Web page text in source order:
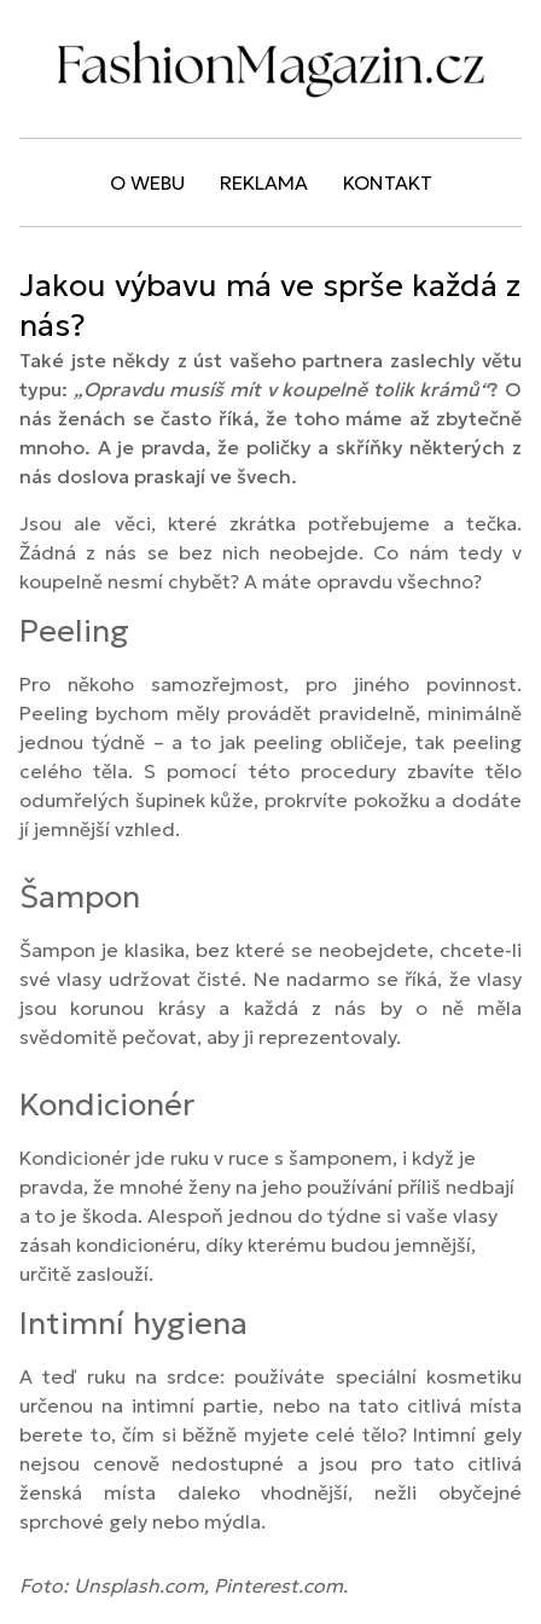
O WEBU REKLAMA KONTAKT
Jakou výbavu má ve sprše každá z
nás?
Také jste někdy z úst vašeho partnera zaslechly větu
typu: „Opravdu musíš mít v koupelně tolik krámů“? O
nás ženách se často říká, že toho máme až zbytečně
mnoho. A je pravda, že poličky a skříňky některých z
nás doslova praskají ve švech.
Jsou ale věci, které zkrátka potřebujeme a tečka.
Žádná z nás se bez nich neobejde. Co nám tedy v
koupelně nesmí chybět? A máte opravdu všechno?
Peeling
Pro někoho samozřejmost, pro jiného povinnost.
Peeling bychom měly provádět pravidelně, minimálně
jednou týdně – a to jak peeling obličeje, tak peeling
celého těla. S pomocí této procedury zbavíte tělo
odumřelých šupinek kůže, prokrvíte pokožku a dodáte
jí jemnější vzhled.
Šampon
Šampon je klasika, bez které se neobejdete, chcete-li
své vlasy udržovat čisté. Ne nadarmo se říká, že vlasy
jsou korunou krásy a každá z nás by o ně měla
svědomitě pečovat, aby ji reprezentovaly.
Kondicionér
Kondicionér jde ruku v ruce s šamponem, i když je
pravda, že mnohé ženy na jeho používání příliš nedbají
a to je škoda. Alespoň jednou do týdne si vaše vlasy
zásah kondicionéru, díky kterému budou jemnější,
určitě zaslouží.
Intimní hygiena
A teď ruku na srdce: používáte speciální kosmetiku
určenou na intimní partie, nebo na tato citlivá místa
berete to, čím si běžně myjete celé tělo? Intimní gely
nejsou cenově nedostupné a jsou pro tato citlivá
ženská místa daleko vhodnější, nežli obyčejné
sprchové gely nebo mýdla.
Foto: Unsplash.com, Pinterest.com.